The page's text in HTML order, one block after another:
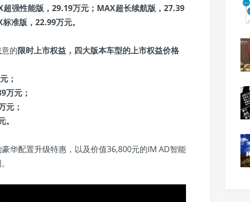
超强性能版，29.19万元；MAX超长续航版，27.39
准版，22.99万元。
的限时上市权益，四大版本车型的上市权益价格
；
元；
元；
华配置升级特惠，以及价值36,800元的IM AD智能